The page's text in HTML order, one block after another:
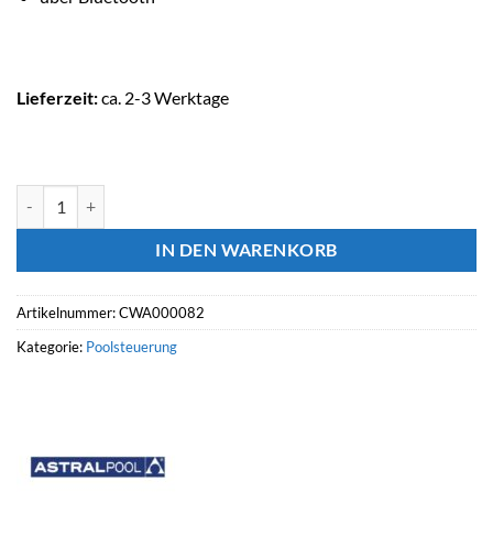
Lieferzeit:ca. 2-3 Werktage
IN DEN WARENKORB
Artikelnummer:CWA000082
Kategorie: Poolsteuerung